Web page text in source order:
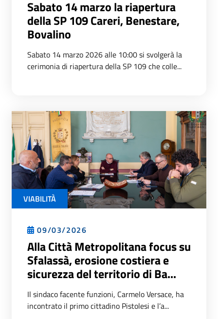
Sabato 14 marzo la riapertura
della SP 109 Careri, Benestare,
Bovalino
Sabato 14 marzo 2026 alle 10:00 si svolgerà la
cerimonia di riapertura della SP 109 che colle...
VIABILITÀ
09/03/2026
Alla Città Metropolitana focus su
Sfalassà, erosione costiera e
sicurezza del territorio di Ba...
Il sindaco facente funzioni, Carmelo Versace, ha
incontrato il primo cittadino Pistolesi e l’a...